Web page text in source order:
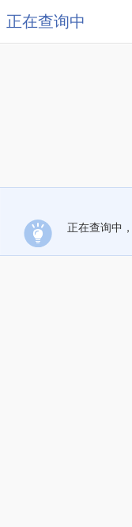
正在查询中
正在查询中